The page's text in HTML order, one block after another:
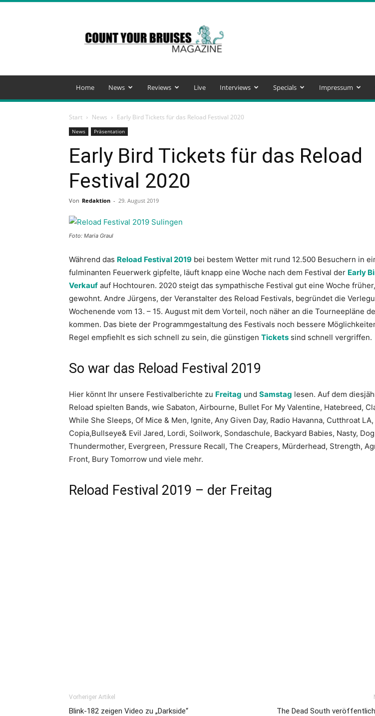
Your
Bruises
Magazine
Home News Reviews Live Interviews Specials Impressum
Start News Early Bird Tickets für das Reload Festival 2020
News Präsentation
Early Bird Tickets für das Reload
Festival 2020
Von Redaktion - 29. August 2019
Foto: Maria Graul
Während das Reload Festival 2019 bei bestem Wetter mit rund 12.500 Besuchern in
fulminanten Feuerwerk gipfelte, läuft knapp eine Woche nach dem Festival der Early
Verkauf auf Hochtouren. 2020 steigt das sympathische Festival gut eine Woche
gewohnt. Andre Jürgens, der Veranstalter des Reload Festivals, begründet die
Wochenende vom 13. – 15. August mit dem Vorteil, noch näher an die Tourneepläne
kommen. Das biete der Programmgestaltung des Festivals noch bessere
Regel empfiehlt es sich schnell zu sein, die günstigen Tickets sind schnell vergriffen.
So war das Reload Festival 2019
Hier könnt Ihr unsere Festivalberichte zu Freitag und Samstag lesen. Auf dem
Reload spielten Bands, wie Sabaton, Airbourne, Bullet For My Valentine, Hatebreed,
While She Sleeps, Of Mice & Men, Ignite, Any Given Day, Radio Havanna, Cutthroat LA,
Copia,Bullseye& Evil Jared, Lordi, Soilwork, Sondaschule, Backyard Babies, Nasty,
Thundermother, Evergreen, Pressure Recall, The Creapers, Mürderhead, Strength,
Front, Bury Tomorrow und viele mehr.
Reload Festival 2019 – der Freitag
Vorheriger Artikel
Blink-182 zeigen Video zu „Darkside“
The Dead South